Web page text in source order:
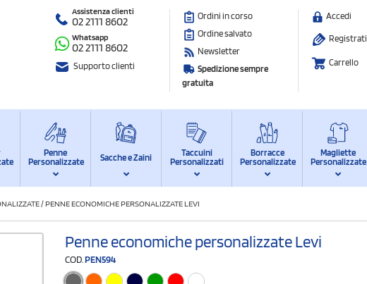
Assistenza clienti
02 2111 8602
Whatsapp
02 2111 8602
Supporto clienti
Ordini in corso
Ordine salvato
Newsletter
Spedizione sempre
gratuita
Accedi
Registrati
Carrello
Penne
Personalizzate
Sacche e Zaini
Taccuini
Personalizzati
Borracce
Personalizzate
Magliette
Personalizzate
/PENNE ECONOMICHE PERSONALIZZATE LEVI
Penne economiche personalizzate Levi
COD. PEN594